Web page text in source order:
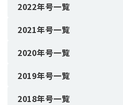
2022年号一覧
2021年号一覧
2020年号一覧
2019年号一覧
2018年号一覧